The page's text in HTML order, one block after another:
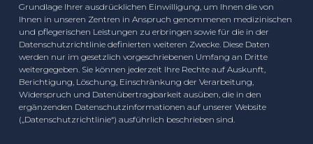
Grundlage Ihrer ausdrücklichen Einwilligung, um Ihnen die von
Ihnen in unseren Zentren in Anspruch genommenen medizinischen
und pflegerischen Leistungen zu erbringen sowie für die in der
Datenschutzrichtlinie definierten weiteren Zwecke. Diese Daten
werden nur im gesetzlich vorgeschriebenen Umfang an Dritte
weitergegeben. Sie können jederzeit Ihre Rechte auf Auskunft,
Berichtigung, Löschung, Einschränkung der Verarbeitung,
Widerspruch und Datenübertragbarkeit ausüben, die in den
ergänzenden Datenschutzinformationen auf unserer Website
(„Datenschutzrichtlinie“) ausführlich beschrieben sind.